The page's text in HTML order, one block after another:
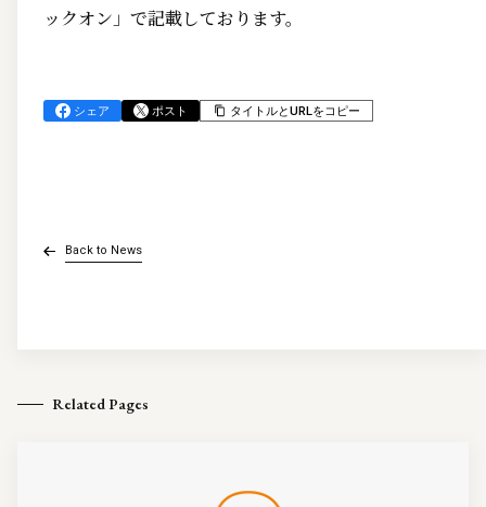
ックオン」で記載しております。
シェア ポスト タイトルとURLをコピー
Back to News
Related Pages